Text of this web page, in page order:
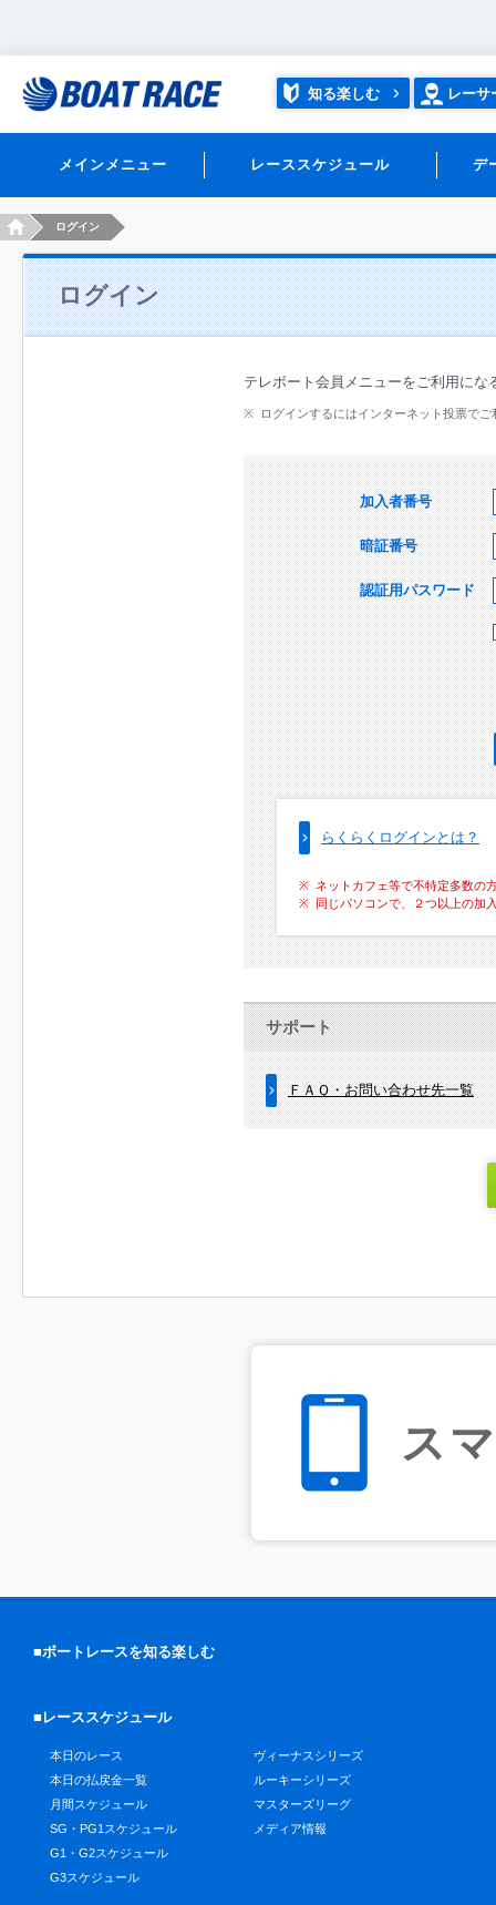
知る楽しむ レーサ
メインメニュー レーススケジュール デ
HOMEログイン
ログイン
テレボート会員メニューをご利用にな
ログインするにはインターネット投票で
加入者番号
暗証番号
認証用パスワード
らくらくログインとは？
ネットカフェ等で不特定多数の
同じパソコンで、２つ以上の加
サポート
ＦＡＱ・お問い合わせ先一覧
ス
■ボートレースを知る楽しむ
■レーススケジュール
本日のレース
本日の払戻金一覧
月間スケジュール
SG・PG1スケジュール
G1・G2スケジュール
G3スケジュール
ヴィーナスシリーズ
ルーキーシリーズ
マスターズリーグ
メディア情報